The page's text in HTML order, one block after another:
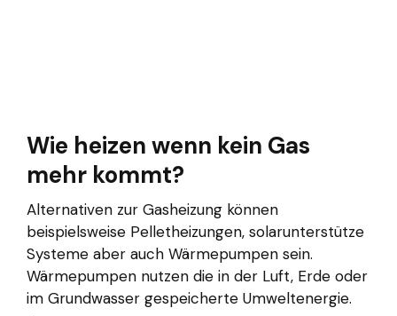
Wie heizen wenn kein Gas
mehr kommt?
Alternativen zur Gasheizung können
beispielsweise Pelletheizungen, solarunterstütze
Systeme aber auch Wärmepumpen sein.
Wärmepumpen nutzen die in der Luft, Erde oder
im Grundwasser gespeicherte Umweltenergie.